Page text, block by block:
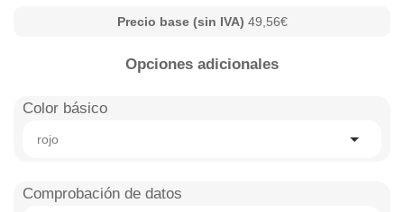
Precio base (sin IVA) 49,56€
Opciones adicionales
Color básico
rojo
Comprobación de datos